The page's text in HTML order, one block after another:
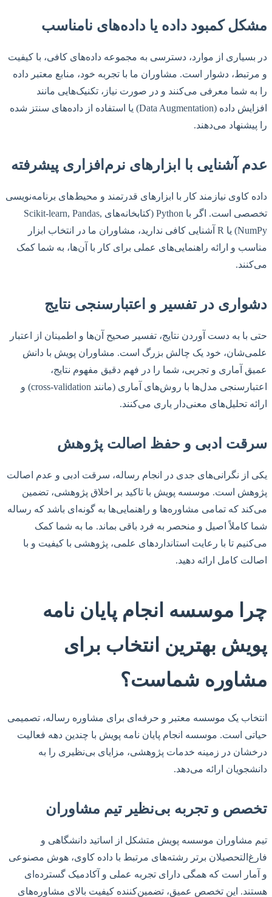
مشکل کمبود داده یا داده‌های نامناسب
در بسیاری از موارد، دسترسی به مجموعه داده‌های کافی، با کیفیت
و مرتبط، دشوار است. مشاوران ما با تجربه خود، منابع معتبر داده
را به شما معرفی می‌کنند و در صورت نیاز، تکنیک‌هایی مانند
افزایش داده (Data Augmentation) یا استفاده از داده‌های سنتز شده
را پیشنهاد می‌دهند.
عدم آشنایی با ابزارهای نرم‌افزاری پیشرفته
داده کاوی نیازمند کار با ابزارهای قدرتمند و محیط‌های برنامه‌نویسی
تخصصی است. اگر با Python (کتابخانه‌های Scikit-learn, Pandas,
NumPy) یا R آشنایی کافی ندارید، مشاوران ما در انتخاب ابزار
مناسب و ارائه راهنمایی‌های عملی برای کار با آن‌ها، به شما کمک
می‌کنند.
دشواری در تفسیر و اعتبارسنجی نتایج
حتی با به دست آوردن نتایج، تفسیر صحیح آن‌ها و اطمینان از اعتبار
علمی‌شان، خود یک چالش بزرگ است. مشاوران پویش با دانش
عمیق آماری و تجربی، شما را در فهم دقیق مفهوم نتایج،
اعتبارسنجی مدل‌ها با روش‌های آماری (مانند cross-validation) و
ارائه تحلیل‌های معنی‌دار یاری می‌کنند.
سرقت ادبی و حفظ اصالت پژوهش
یکی از نگرانی‌های جدی در انجام رساله، سرقت ادبی و عدم اصالت
پژوهش است. موسسه پویش با تاکید بر اخلاق پژوهشی، تضمین
می‌کند که تمامی مشاوره‌ها و راهنمایی‌ها به گونه‌ای باشد که رساله
شما کاملاً اصیل و منحصر به فرد باقی بماند. ما به شما کمک
می‌کنیم تا با رعایت استانداردهای علمی، پژوهشی با کیفیت و با
اصالت کامل ارائه دهید.
چرا موسسه انجام پایان نامه
پویش بهترین انتخاب برای
مشاوره شماست؟
انتخاب یک موسسه معتبر و حرفه‌ای برای مشاوره رساله، تصمیمی
حیاتی است. موسسه انجام پایان نامه پویش با چندین دهه فعالیت
درخشان در زمینه خدمات پژوهشی، مزایای بی‌نظیری را به
دانشجویان ارائه می‌دهد.
تخصص و تجربه بی‌نظیر تیم مشاوران
تیم مشاوران موسسه پویش متشکل از اساتید دانشگاهی و
فارغ‌التحصیلان برتر رشته‌های مرتبط با داده کاوی، هوش مصنوعی
و آمار است که همگی دارای تجربه عملی و آکادمیک گسترده‌ای
هستند. این تخصص عمیق، تضمین‌کننده کیفیت بالای مشاوره‌های